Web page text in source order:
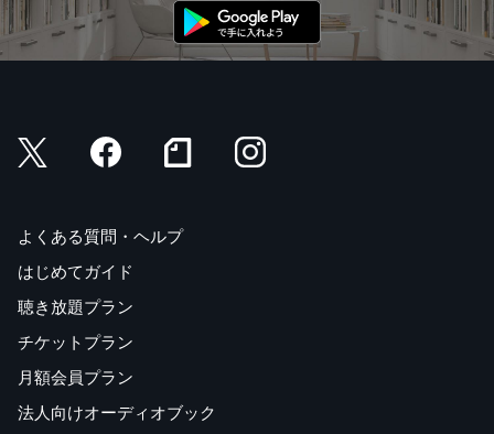
よくある質問・ヘルプ
はじめてガイド
聴き放題プラン
チケットプラン
月額会員プラン
法人向けオーディオブック